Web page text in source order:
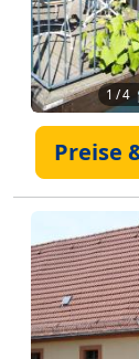
1 / 4
Preise